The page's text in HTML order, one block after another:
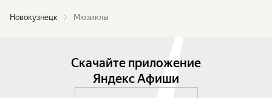
Новокузнецк Мюзиклы
Скачайте приложение
Яндекс Афиши